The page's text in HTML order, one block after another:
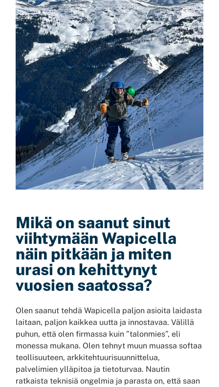
Mikä on saanut sinut
viihtymään Wapicella
näin pitkään ja miten
urasi on kehittynyt
vuosien saatossa?
Olen saanut tehdä Wapicella paljon asioita laidasta
laitaan, paljon kaikkea uutta ja innostavaa. Välillä
puhun, että olen firmassa kuin ”talonmies”, eli
monessa mukana. Olen tehnyt muun muassa softaa
teollisuuteen, arkkitehtuurisuunnittelua,
palvelimien ylläpitoa ja tietoturvaa. Nautin
ratkaista teknisiä ongelmia ja parasta on, että saan